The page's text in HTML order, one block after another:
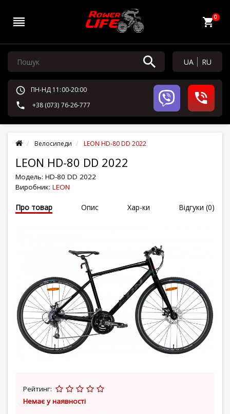
0
UA RU
ПН-НД 11:00-20:00
+38 (073) 76-26-777
Велосипеди LEON HD-80 DD 2022
LEON HD-80 DD 2022
Модель: HD-80 DD 2022
Виробник: LEON
Про товар Опис Хар-ки Відгуки (0)
Немає у наявності
Рейтинг: